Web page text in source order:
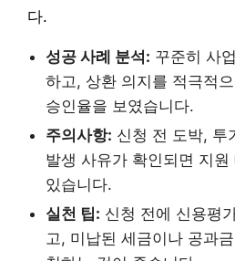
다.
성공 사례 분석: 꾸준히 사
하고, 상환 의지를 적극적
승인율을 보였습니다.
주의사항: 신청 전 도박, 투
발생 사유가 확인되면 지
있습니다.
실천 팁: 신청 전에 신용평
고, 미납된 세금이나 공과